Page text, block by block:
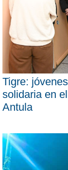
Tigre:
solidaria en
Antula